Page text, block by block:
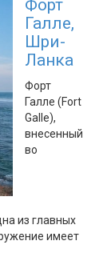
Форт
Галле,
Шри-
Ланка
Форт
Галле (Fort
Galle),
внесенный
во
из главных
имеет